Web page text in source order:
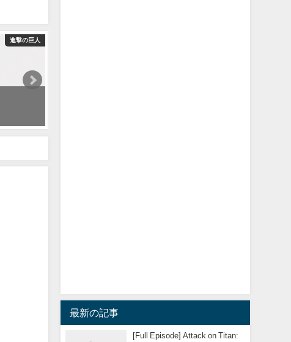
進撃の巨人
最新の記事
[Full Episode] Attack on Titan: